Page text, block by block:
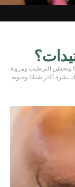
الترطيب ومرونة
أكثر شبابًا وحيوية.